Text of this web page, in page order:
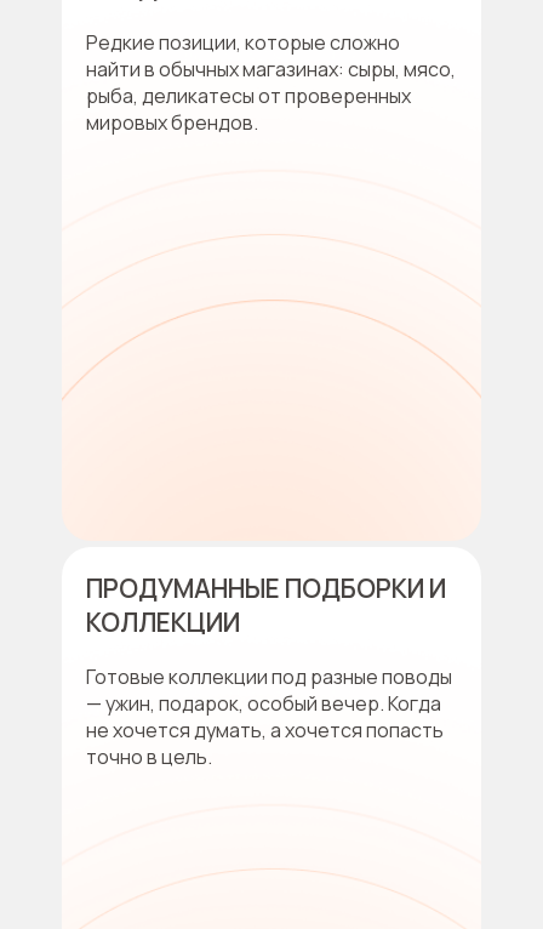
Редкие позиции, которые сложно
найти в обычных магазинах: сыры, мясо,
рыба, деликатесы от проверенных
мировых брендов.
ПРОДУМАННЫЕ ПОДБОРКИ И
КОЛЛЕКЦИИ
Готовые коллекции под разные поводы
— ужин, подарок, особый вечер. Когда
не хочется думать, а хочется попасть
точно в цель.